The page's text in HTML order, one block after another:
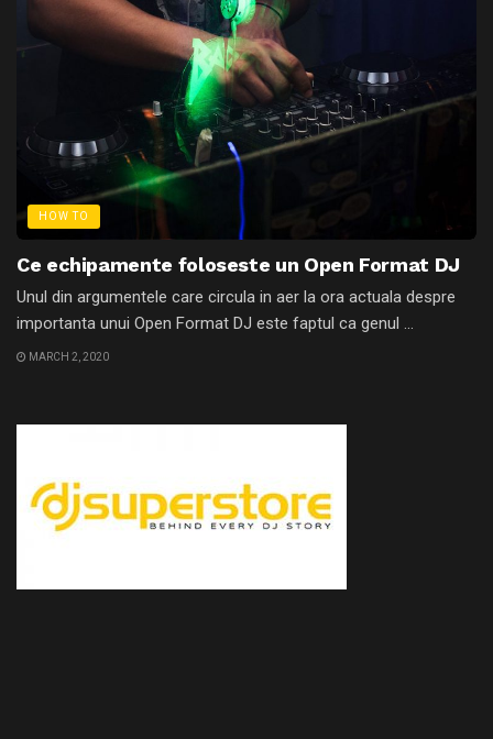
HOW TO
Ce echipamente foloseste un Open Format DJ
Unul din argumentele care circula in aer la ora actuala despre
importanta unui Open Format DJ este faptul ca genul ...
MARCH 2, 2020